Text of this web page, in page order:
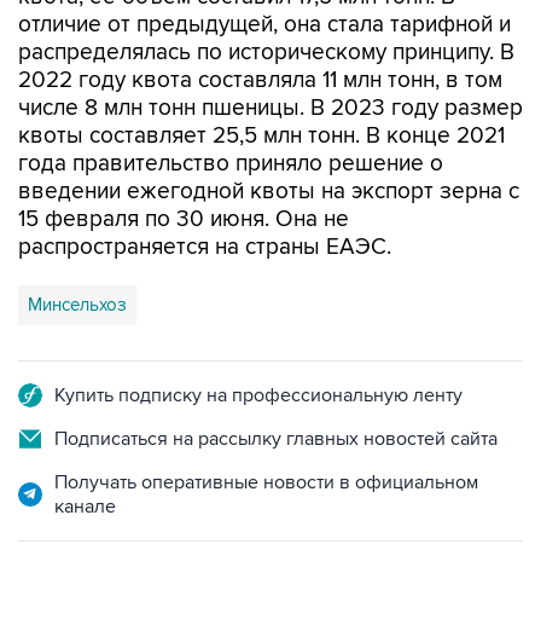
отличие от предыдущей, она стала тарифной и
распределялась по историческому принципу. В
2022 году квота составляла 11 млн тонн, в том
числе 8 млн тонн пшеницы. В 2023 году размер
квоты составляет 25,5 млн тонн. В конце 2021
года правительство приняло решение о
введении ежегодной квоты на экспорт зерна с
15 февраля по 30 июня. Она не
распространяется на страны ЕАЭС.
Минсельхоз
Купить подписку на профессиональную ленту
Подписаться на рассылку главных новостей сайта
Получать оперативные новости в официальном
канале